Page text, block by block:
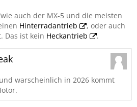
auch der MX-5 und die meisten
Hinterradantrieb
, oder auch
Das ist kein Heckantrieb .
warscheinlich in 2026 kommt